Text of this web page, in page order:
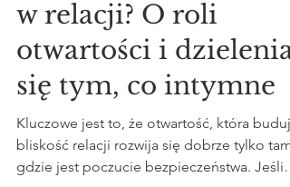
Terapia Traumy i Stresu
3 minut(y) czytania
Jak rozwijać bliskość
w relacji? O roli
otwartości i dzielenia